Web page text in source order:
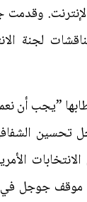
لجنة
”يجب أن